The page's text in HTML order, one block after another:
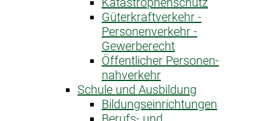
Güterkraftverkehr -
Personenverkehr -
Gewerberecht
Öffentlicher Personen­
nahverkehr
Schule und Ausbildung
Bildungseinrichtungen